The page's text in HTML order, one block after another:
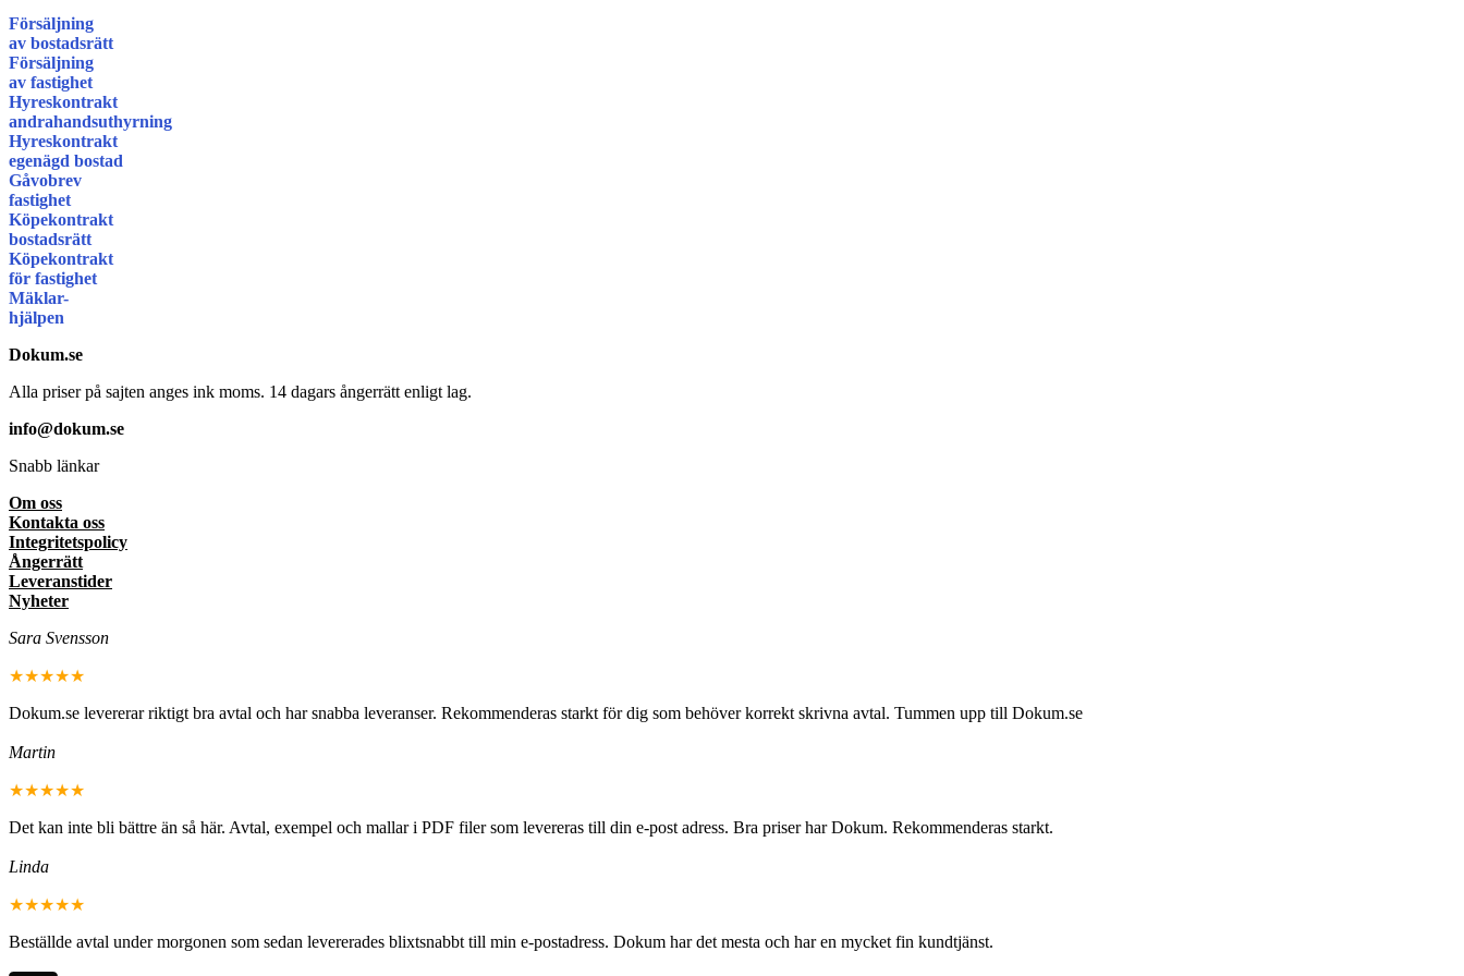
Försäljning
av bostadsrätt
Försäljning
av fastighet
Hyreskontrakt
andrahandsuthyrning
Hyreskontrakt
egenägd bostad
Gåvobrev
fastighet
Köpekontrakt
bostadsrätt
Köpekontrakt
för fastighet
Mäklar-
hjälpen
Dokum.se
Alla priser på sajten anges ink moms. 14 dagars ångerrätt enligt lag.
info@dokum.se
Snabb länkar
Om oss
Kontakta oss
Integritetspolicy
Ångerrätt
Leveranstider
Nyheter
Sara Svensson
★★★★★
Dokum.se levererar riktigt bra avtal och har snabba leveranser. Rekommenderas starkt för dig som behöver korrekt skrivna avtal. Tummen upp till Dokum.se
Martin
★★★★★
Det kan inte bli bättre än så här. Avtal, exempel och mallar i PDF filer som levereras till din e-post adress. Bra priser har Dokum. Rekommenderas starkt.
Linda
★★★★★
Beställde avtal under morgonen som sedan levererades blixtsnabbt till min e-postadress. Dokum har det mesta och har en mycket fin kundtjänst.